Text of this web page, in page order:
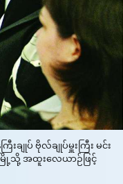
ချုပ် ဗိုလ်ချုပ်မှူးကြီး မင်း
မြို့သို့ အထူးလေယာဉ်ဖြင့်